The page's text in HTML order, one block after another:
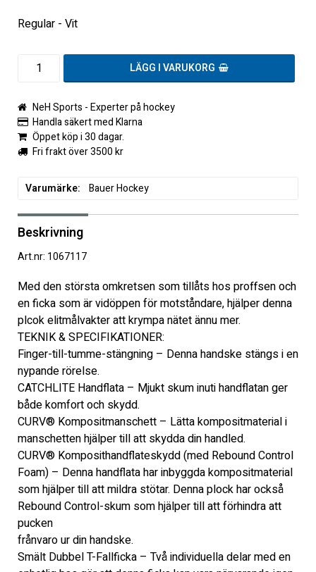
Regular - Vit
LÄGG I VARUKORG
NeH Sports - Experter på hockey
Handla säkert med Klarna
Öppet köp i 30 dagar.
Fri frakt över 3500 kr
Varumärke Bauer Hockey
Beskrivning
Art.nr: 1067117
Med den största omkretsen som tillåts hos proffsen och
en ficka som är vidöppen för motståndare, hjälper denna
plcok elitmålvakter att krympa nätet ännu mer.
TEKNIK & SPECIFIKATIONER:
Finger-till-tumme-stängning – Denna handske stängs i en
nypande rörelse.
CATCHLITE Handflata – Mjukt skum inuti handflatan ger
både komfort och skydd.
CURV® Kompositmanschett – Lätta kompositmaterial i
manschetten hjälper till att skydda din handled.
CURV® Komposithandflateskydd (med Rebound Control
Foam) – Denna handflata har inbyggda kompositmaterial
som hjälper till att mildra stötar. Denna plock har också
Rebound Control-skum som hjälper till att förhindra att
pucken
frånvaro ur din handske.
Smält Dubbel T-Fallficka – Två individuella delar med en